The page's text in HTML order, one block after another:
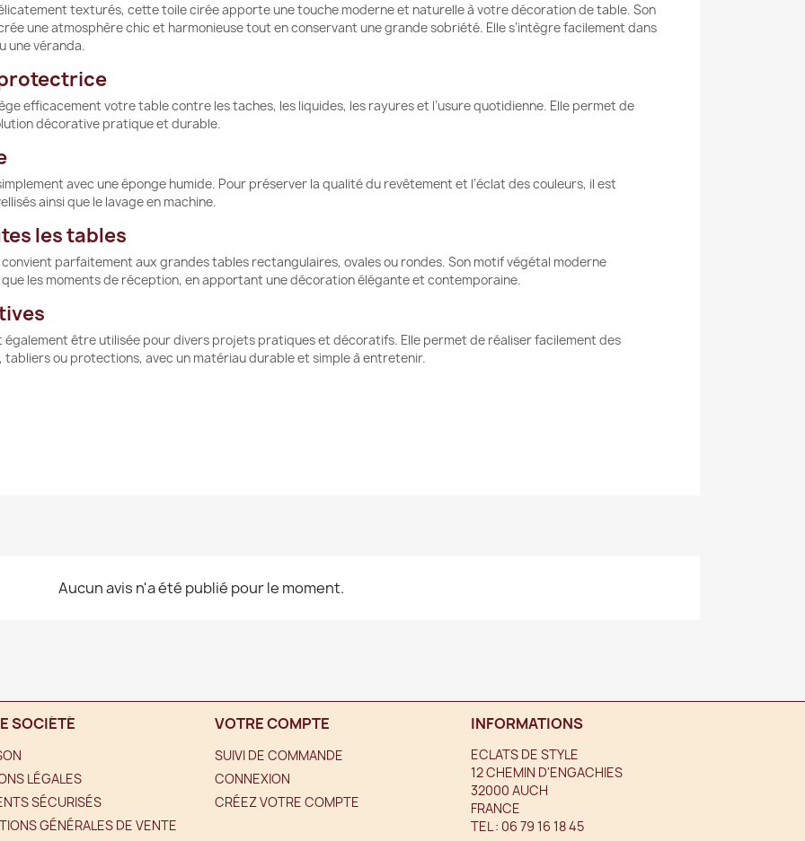
texturés, cette toile cirée apporte une touche moderne et naturelle à votre décoration de table. Son
une atmosphère chic et harmonieuse tout en conservant une grande sobriété. Elle s’intègre facilement dans
une véranda.
efficacement votre table contre les taches, les liquides, les rayures et l’usure quotidienne. Elle permet de
décorative pratique et durable.
avec une éponge humide. Pour préserver la qualité du revêtement et l’éclat des couleurs, il est
ainsi que le lavage en machine.
les tables
parfaitement aux grandes tables rectangulaires, ovales ou rondes. Son motif végétal moderne
les moments de réception, en apportant une décoration élégante et contemporaine.
être utilisée pour divers projets pratiques et décoratifs. Elle permet de réaliser facilement des
ou protections, avec un matériau durable et simple à entretenir.
Aucun avis n'a été publié pour le moment.
SOCIÉTÉ
LÉGALES
SÉCURISÉS
GÉNÉRALES DE VENTE
VOTRE COMPTE
SUIVI DE COMMANDE
CONNEXION
CRÉEZ VOTRE COMPTE
INFORMATIONS
ECLATS DE STYLE
12 CHEMIN D'ENGACHIES
32000 AUCH
FRANCE
TEL : 06 79 16 18 45